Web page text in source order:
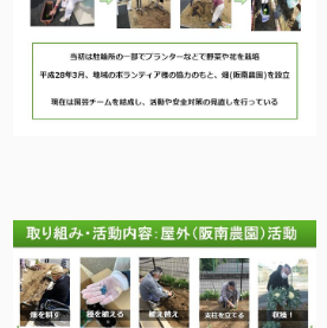
線診断センター
診断科
ボランティアについて
市民公開講座